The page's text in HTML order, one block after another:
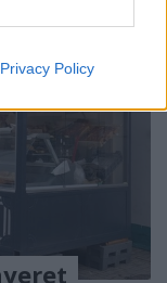
Privacy Policy